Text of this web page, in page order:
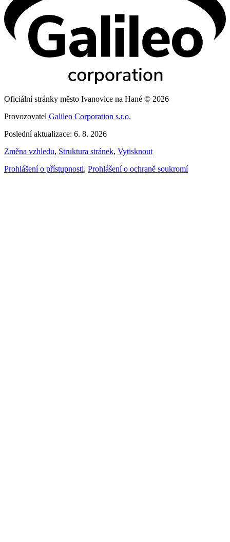
Oficiální stránky město Ivanovice na Hané © 2026
Provozovatel Galileo Corporation s.r.o.
Poslední aktualizace: 6. 8. 2026
Změna vzhledu, Struktura stránek, Vytisknout
Prohlášení o přístupnosti, Prohlášení o ochraně soukromí